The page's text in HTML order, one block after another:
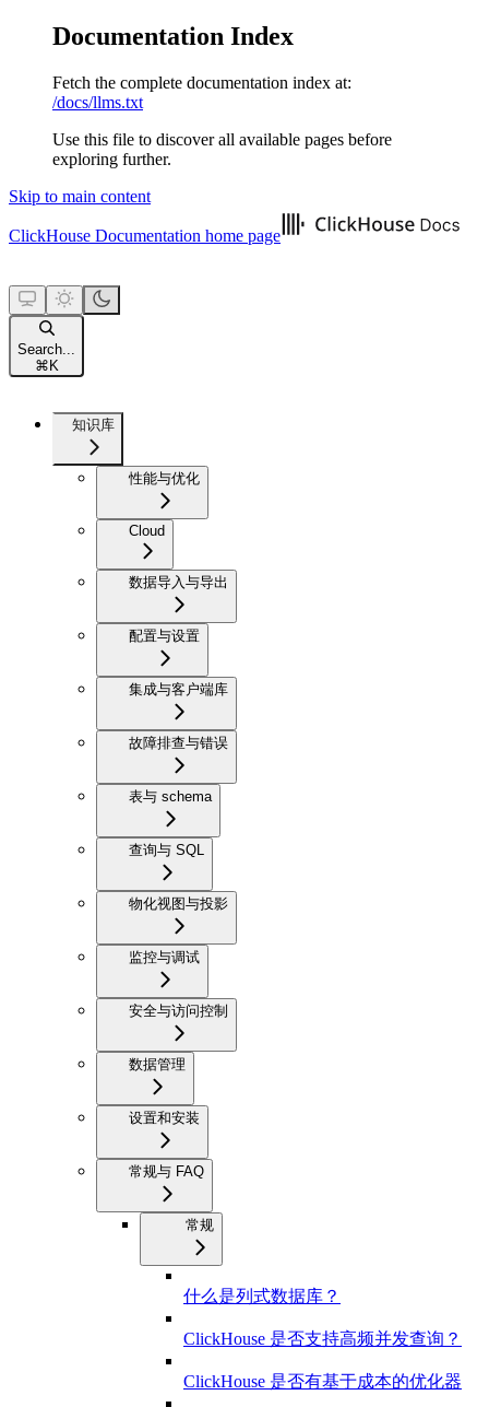
Documentation Index
Fetch the complete documentation index at:
/docs/llms.txt
Use this file to discover all available pages before
exploring further.
Skip to main content
ClickHouse Documentation home page
Search...
⌘ K
知识库
性能与优化
Cloud
数据导入与导出
配置与设置
集成与客户端库
故障排查与错误
表与 schema
查询与 SQL
物化视图与投影
监控与调试
安全与访问控制
数据管理
设置和安装
常规与 FAQ
常规
什么是列式数据库？
ClickHouse 是否支持高频并发查询？
ClickHouse 是否有基于成本的优化器